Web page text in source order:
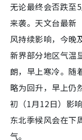
无论最终会否跌至
来袭。天文台最新
风持续影响，今晚
新界部分地区气温
朗，早上寒冷。随
略为回升，早上仍
初（1月12日）影
东北季候风会在下
气。